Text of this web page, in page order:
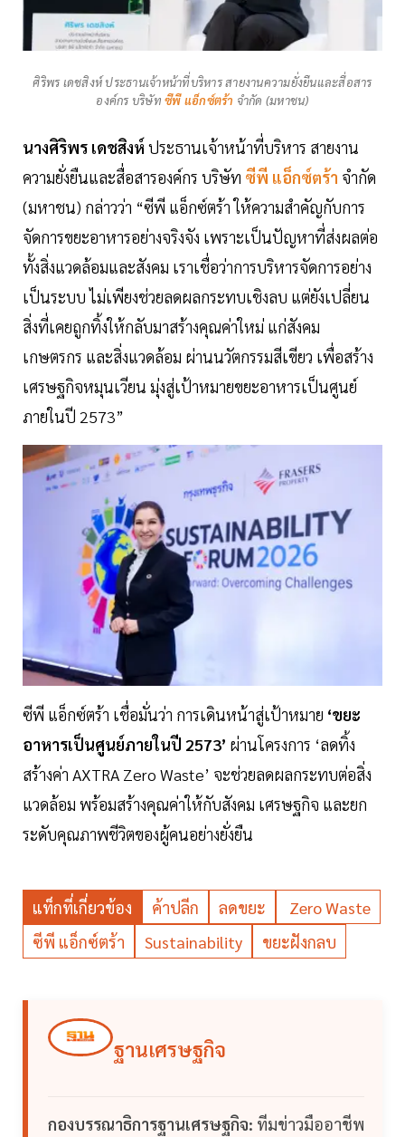
ศิริพร เดชสิงห์ ประธานเจ้าหน้าที่บริหาร สายงานความยั่งยืนและสื่อสาร
องค์กร บริษัท ซีพี แอ็กซ์ตร้า จำกัด (มหาชน)
นางศิริพร เดชสิงห์ ประธานเจ้าหน้าที่บริหาร สายงาน
ความยั่งยืนและสื่อสารองค์กร บริษัท ซีพี แอ็กซ์ตร้า จำกัด
(มหาชน) กล่าวว่า “ซีพี แอ็กซ์ตร้า ให้ความสำคัญกับการ
จัดการขยะอาหารอย่างจริงจัง เพราะเป็นปัญหาที่ส่งผลต่อ
ทั้งสิ่งแวดล้อมและสังคม เราเชื่อว่าการบริหารจัดการอย่าง
เป็นระบบ ไม่เพียงช่วยลดผลกระทบเชิงลบ แต่ยังเปลี่ยน
สิ่งที่เคยถูกทิ้งให้กลับมาสร้างคุณค่าใหม่ แก่สังคม
เกษตรกร และสิ่งแวดล้อม ผ่านนวัตกรรมสีเขียว เพื่อสร้าง
เศรษฐกิจหมุนเวียน มุ่งสู่เป้าหมายขยะอาหารเป็นศูนย์
ภายในปี 2573”
ซีพี แอ็กซ์ตร้า เชื่อมั่นว่า การเดินหน้าสู่เป้าหมาย ‘ขยะ
อาหารเป็นศูนย์ภายในปี 2573’ ผ่านโครงการ ‘ลดทิ้ง
สร้างค่า AXTRA Zero Waste’ จะช่วยลดผลกระทบต่อสิ่ง
แวดล้อม พร้อมสร้างคุณค่าให้กับสังคม เศรษฐกิจ และยก
ระดับคุณภาพชีวิตของผู้คนอย่างยั่งยืน
แท็กที่เกี่ยวข้อง ค้าปลีก ลดขยะ
Zero Waste
ซีพี แอ็กซ์ตร้า
Sustainability ขยะฝังกลบ
ฐานเศรษฐกิจ
กองบรรณาธิการฐานเศรษฐกิจ: ทีมข่าวมืออาชีพ